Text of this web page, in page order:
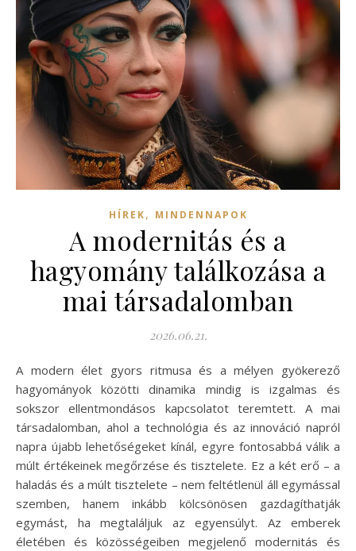
HÍREK, MINDENNAPOK
A modernitás és a
hagyomány találkozása a
mai társadalomban
2026.06.21.
A modern élet gyors ritmusa és a mélyen gyökerező
hagyományok közötti dinamika mindig is izgalmas és
sokszor ellentmondásos kapcsolatot teremtett. A mai
társadalomban, ahol a technológia és az innováció napról
napra újabb lehetőségeket kínál, egyre fontosabbá válik a
múlt értékeinek megőrzése és tisztelete. Ez a két erő – a
haladás és a múlt tisztelete – nem feltétlenül áll egymással
szemben, hanem inkább kölcsönösen gazdagíthatják
egymást, ha megtaláljuk az egyensúlyt. Az emberek
életében és közösségeiben megjelenő modernitás és